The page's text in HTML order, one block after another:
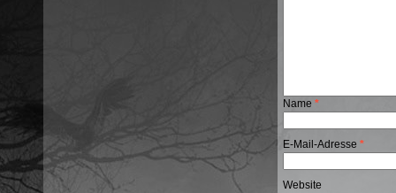
Name *
E-Mail-Adresse *
Website